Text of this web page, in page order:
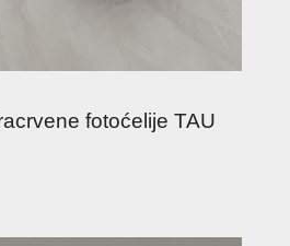
fotoćelije TAU